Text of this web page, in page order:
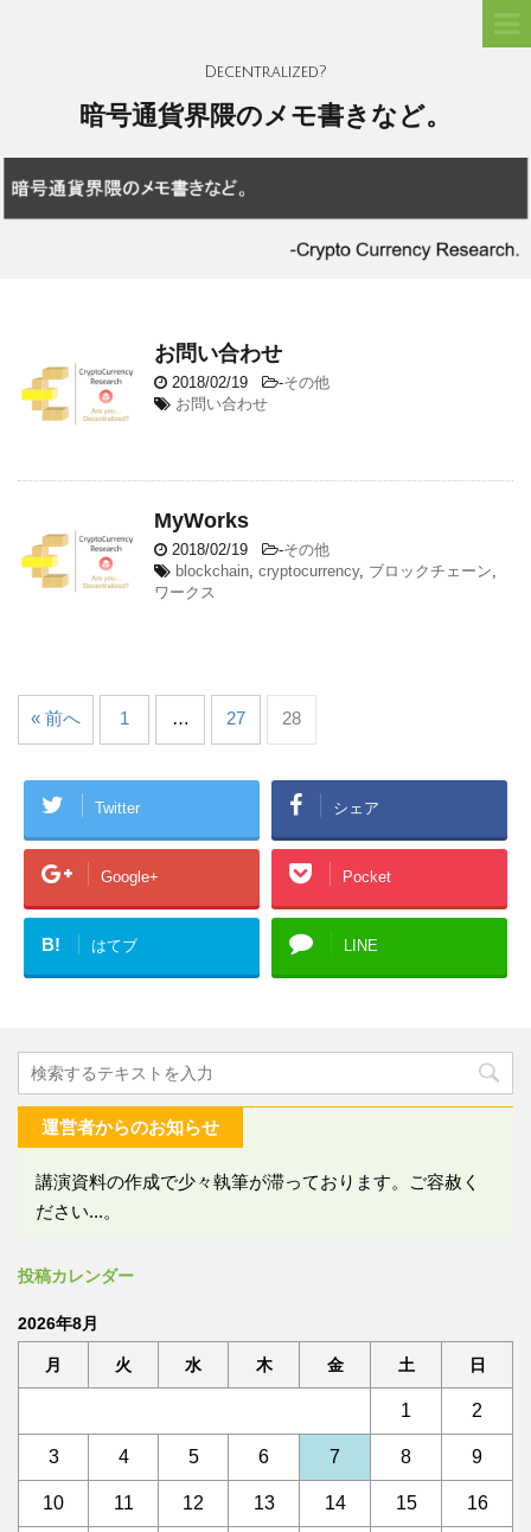
Decentralized?
暗号通貨界隈のメモ書きなど。
お問い合わせ
2018/02/19 -その他
お問い合わせ
MyWorks
2018/02/19 -その他
blockchain cryptocurrency, ブロックチェーン
ワークス
« 前へ 1 … 27 28
Twitter シェア
Google+ Pocket
B! はてブ LINE
運営者からのお知らせ
講演資料の作成で少々執筆が滞っております。ご容赦く
ださい...。
投稿カレンダー
2026年8月
月 火 水 木 金 土 日
1 2
3 4 5 6 7 8 9
10 11 12 13 14 15 16